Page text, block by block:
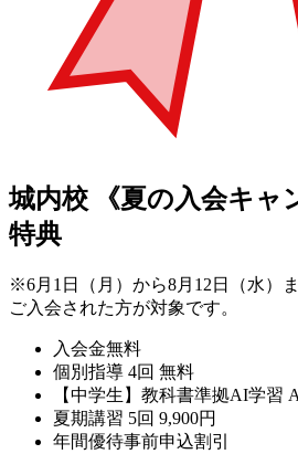
城内校 《夏の入会キャ
特典
※6月1日（月）から8月12日（水）
ご入会された方が対象です。
入会金無料
個別指導 4回 無料
【中学生】教科書準拠AI学習
夏期講習 5回 9,900円
年間優待事前申込割引